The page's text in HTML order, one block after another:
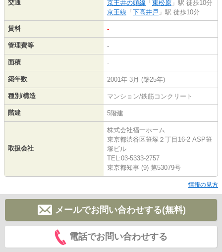
交通
京王井の頭線 「 東松原 」駅 徒歩10分
京王線 「 下高井戸 」駅 徒歩10分
賃料 -
管理費等 -
面積 -
築年数 2001年 3月 (築25年)
種別/構造 マンション/鉄筋コンクリート
階建 5階建
取扱会社
株式会社福一ホーム
東京都渋谷区笹塚２丁目16-2 ASP笹
塚ビル
TEL:03-5333-2757
東京都知事 (9) 第53079号
情報の見方
メールでお問い合わせする(無料)
電話でお問い合わせする